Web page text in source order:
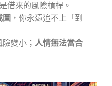
是借來的風險槓桿。
圖 ，你永遠追不上「到
變小； 人情無法當合